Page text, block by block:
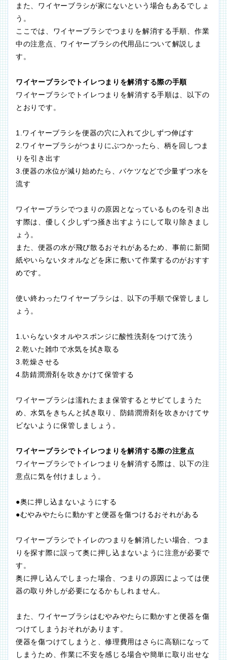
また、ワイヤーブラシが家にないという場合もあるでしょ
う。
ここでは、ワイヤーブラシでつまりを解消する手順、作業
中の注意点、ワイヤーブラシの代用品について解説しま
す。
ワイヤーブラシでトイレつまりを解消する際の手順
ワイヤーブラシでトイレつまりを解消する手順は、以下の
とおりです。
1.ワイヤーブラシを便器の穴に入れて少しずつ伸ばす
2.ワイヤーブラシがつまりにぶつかったら、柄を回しつま
りを引き出す
3.便器の水位が減り始めたら、バケツなどで少量ずつ水を
流す
ワイヤーブラシでつまりの原因となっているものを引き出
す際は、優しく少しずつ掻き出すようにして取り除きまし
ょう。
また、便器の水が飛び散るおそれがあるため、事前に新聞
紙やいらないタオルなどを床に敷いて作業するのがおすす
めです。
使い終わったワイヤーブラシは、以下の手順で保管しまし
ょう。
1.いらないタオルやスポンジに酸性洗剤をつけて洗う
2.乾いた雑巾で水気を拭き取る
3.乾燥させる
4.防錆潤滑剤を吹きかけて保管する
ワイヤーブラシは濡れたまま保管するとサビてしまうた
め、水気をきちんと拭き取り、防錆潤滑剤を吹きかけてサ
ビないように保管しましょう。
ワイヤーブラシでトイレつまりを解消する際の注意点
ワイヤーブラシでトイレつまりを解消する際は、以下の注
意点に気を付けましょう。
●奥に押し込まないようにする
●むやみやたらに動かすと便器を傷つけるおそれがある
ワイヤーブラシでトイレのつまりを解消したい場合、つま
りを探す際に誤って奥に押し込まないように注意が必要で
す。
奥に押し込んでしまった場合、つまりの原因によっては便
器の取り外しが必要になるかもしれません。
また、ワイヤーブラシはむやみやたらに動かすと便器を傷
つけてしまうおそれがあります。
便器を傷つけてしまうと、修理費用はさらに高額になって
しまうため、作業に不安を感じる場合や簡単に取り出せな